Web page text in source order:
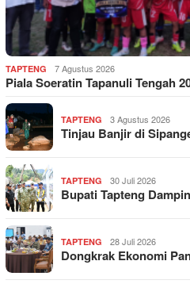
TAPTENG 7 Agustus 2026
Piala Soeratin Tapanuli Tengah
TAPTENG 3 Agustus 2026
Tinjau Banjir di
TAPTENG 30 Juli 2026
Bupati Tapteng
TAPTENG 28 Juli 2026
Dongkrak Ekonomi